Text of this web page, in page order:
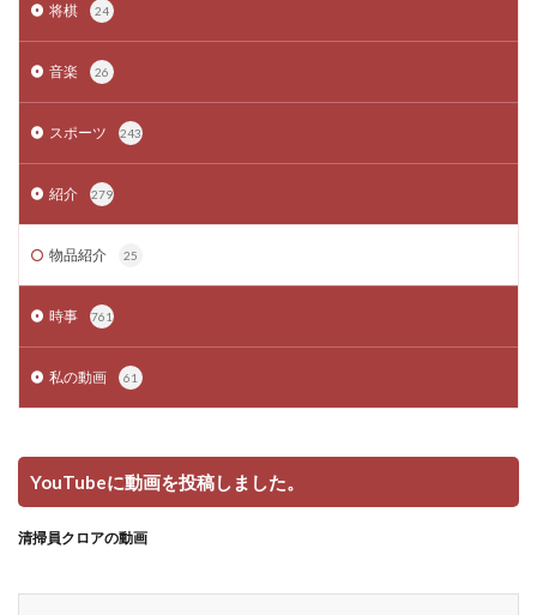
将棋 24
音楽 26
スポーツ 243
紹介 279
物品紹介 25
時事 761
私の動画 61
YouTubeに動画を投稿しました。
清掃員クロアの動画